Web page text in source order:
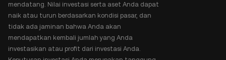
mendatang. Nilai investasi serta aset Anda dapat
naik atau turun berdasarkan kondisi pasar, dan
tidak ada jaminan bahwa Anda akan
mendapatkan kembali jumlah yang Anda
investasikan atau profit dari investasi Anda.